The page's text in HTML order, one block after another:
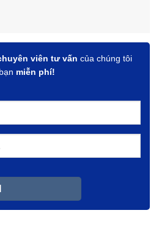
viên tư vấn của chúng tôi
miễn phí!